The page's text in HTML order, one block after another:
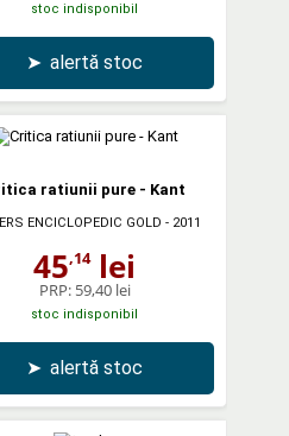
stoc indisponibil
➤ alertă stoc
ratiunii pure - Kant
ENCICLOPEDIC GOLD - 2011
45,14lei
PRP: 59,40 lei
stoc indisponibil
➤ alertă stoc